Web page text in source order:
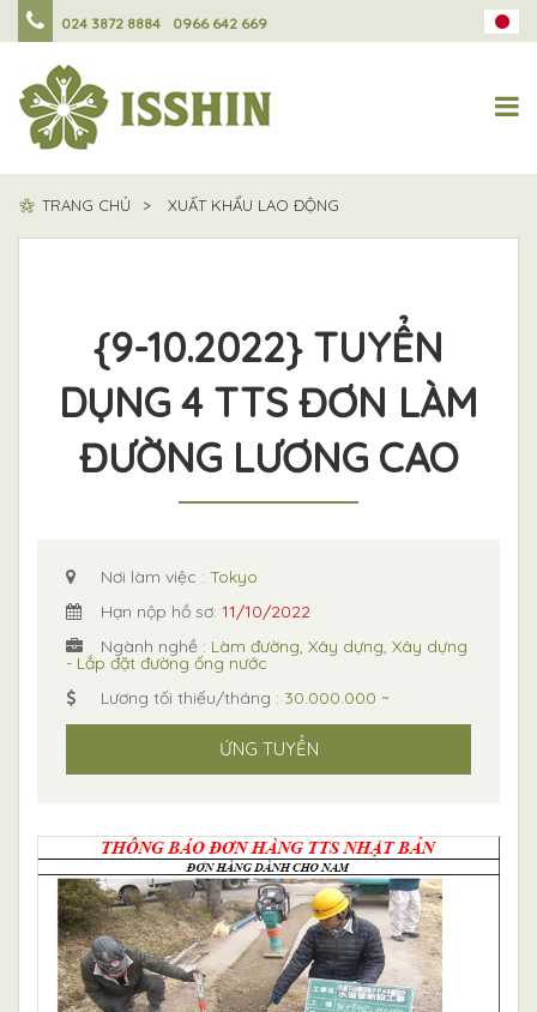
024 3872 8884 0966 642 669
TRANG CHỦ XUẤT KHẨU LAO ĐỘNG
{9-10.2022} TUYỂN
DỤNG 4 TTS ĐƠN LÀM
ĐƯỜNG LƯƠNG CAO
Nơi làm việc : Tokyo
Hạn nộp hồ sơ: 11/10/2022
Ngành nghề : Làm đường, Xây dựng, Xây dựng
- Lắp đặt đường ống nước
Lương tối thiếu/tháng : 30.000.000 ~
ỨNG TUYỂN